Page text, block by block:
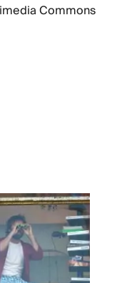
Commons